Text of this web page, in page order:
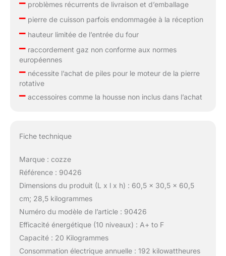
problèmes récurrents de livraison et d’emballage
–pierre de cuisson parfois endommagée à la réception
–hauteur limitée de l’entrée du four
–raccordement gaz non conforme aux normes
européennes
–nécessite l’achat de piles pour le moteur de la pierre
rotative
–accessoires comme la housse non inclus dans l’achat
Fiche technique
Marque : cozze
Référence : 90426
Dimensions du produit (L x l x h) : 60,5 x 30,5 x 60,5
cm; 28,5 kilogrammes
Numéro du modèle de l’article : 90426
Efficacité énergétique (10 niveaux) : A+ to F
Capacité : 20 Kilogrammes
Consommation électrique annuelle : 192 kilowattheures